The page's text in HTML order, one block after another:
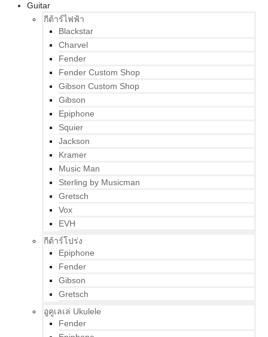
Guitar
กีต้าร์ไฟฟ้า
Blackstar
Charvel
Fender
Fender Custom Shop
Gibson Custom Shop
Gibson
Epiphone
Squier
Jackson
Kramer
Music Man
Sterling by Musicman
Gretsch
Vox
EVH
กีต้าร์โปร่ง
Epiphone
Fender
Gibson
Gretsch
อูคูเลเล่ Ukulele
Fender